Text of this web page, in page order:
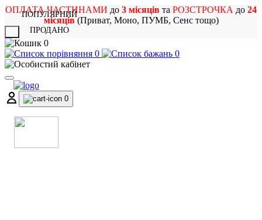
ОПЛАТА ЧАСТИНАМИ до 3 місяців та РОЗСТРОЧКА до 24
місяців(Приват, Моно, ПУМБ, Сенс тощо)
0
0
0
0
ПОПУЛЯРНИЙ
ПРОДАНО